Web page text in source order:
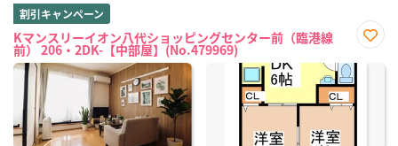
割引キャンペーン
Kマンスリーイオン八代ショッピングセンター前（臨港線
前） 206・2DK-【中部屋】(No.479969)
に入